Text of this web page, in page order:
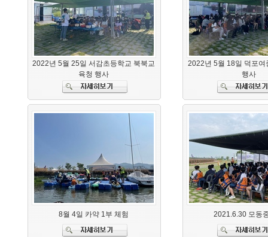
2022년 5월 25일 서감초등학교 북북교
육청 행사
2022년 5월 18일 덕포여
행사
8월 4일 카약 1부 체험 2021.6.30 모동